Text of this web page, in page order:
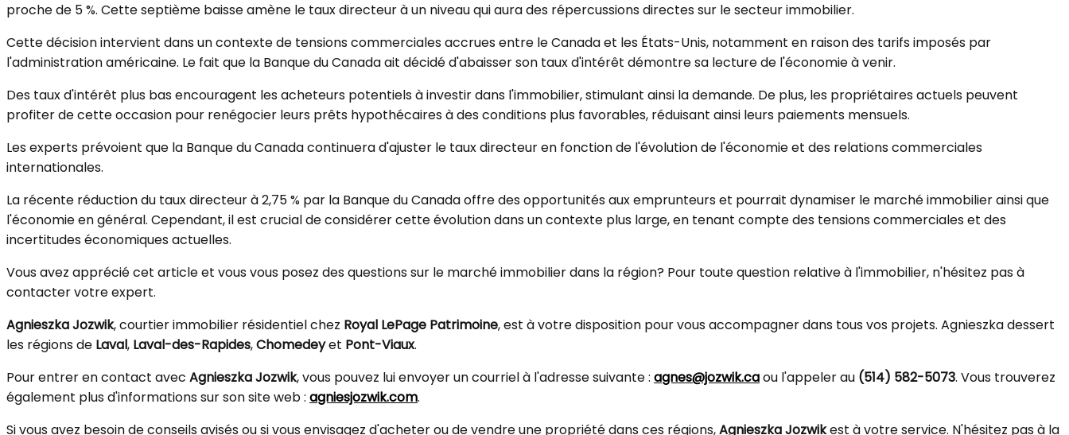
proche de 5 %. Cette septième baisse amène le taux directeur à un niveau qui aura des répercussions directes sur le secteur immobilier.
Cette décision intervient dans un contexte de tensions commerciales accrues entre le Canada et les États-Unis, notamment en raison des tarifs imposés par
l'administration américaine. Le fait que la Banque du Canada ait décidé d'abaisser son taux d'intérêt démontre sa lecture de l'économie à venir.
Des taux d'intérêt plus bas encouragent les acheteurs potentiels à investir dans l'immobilier, stimulant ainsi la demande. De plus, les propriétaires actuels peuvent
profiter de cette occasion pour renégocier leurs prêts hypothécaires à des conditions plus favorables, réduisant ainsi leurs paiements mensuels.
Les experts prévoient que la Banque du Canada continuera d'ajuster le taux directeur en fonction de l'évolution de l'économie et des relations commerciales
internationales.
La récente réduction du taux directeur à 2,75 % par la Banque du Canada offre des opportunités aux emprunteurs et pourrait dynamiser le marché immobilier ainsi que
l'économie en général. Cependant, il est crucial de considérer cette évolution dans un contexte plus large, en tenant compte des tensions commerciales et des
incertitudes économiques actuelles.
Vous avez apprécié cet article et vous vous posez des questions sur le marché immobilier dans la région? Pour toute question relative à l'immobilier, n'hésitez pas à
contacter votre expert.
Agnieszka Jozwik, courtier immobilier résidentiel chez Royal LePage Patrimoine, est à votre disposition pour vous accompagner dans tous vos projets. Agnieszka dessert
les régions de Laval, Laval-des-Rapides,Chomedeyet Pont-Viaux.
Pour entrer en contact avec Agnieszka Jozwik, vous pouvez lui envoyer un courriel à l'adresse suivante : agnes@jozwik.caou l'appeler au (514) 582-5073. Vous trouverez
également plus d'informations sur son site web : agniesjozwik.com.
Si vous avez besoin de conseils avisés ou si vous envisagez d'acheter ou de vendre une propriété dans ces régions,Agnieszka Jozwikest à votre service. N'hésitez pas à la